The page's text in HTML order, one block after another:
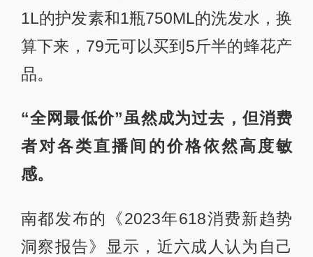
1L的护发素和1瓶750ML的洗发水，换
算下来，79元可以买到5斤半的蜂花产
品。
“全网最低价”虽然成为过去，但消费
者对各类直播间的价格依然高度敏
感。
南都发布的《2023年618消费新趋势
洞察报告》显示，近六成人认为自己